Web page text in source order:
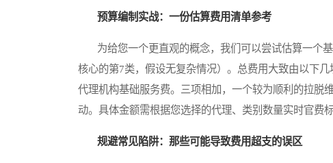
预算编制实战：一份估算费用清单参考
为给您一个更直观的概念，我们可以尝试估算一个基
核心的第7类，假设无复杂情况）。总费用大致由以下
代理机构基础服务费。三项相加，一个较为顺利的拉脱
动。具体金额需根据您选择的代理、类别数量实时官费
规避常见陷阱：那些可能导致费用超支的误区